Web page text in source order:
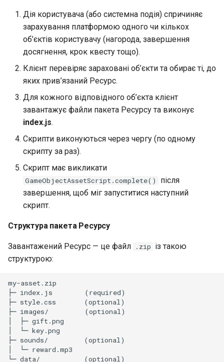
Групи результатів
(налаштування)
Групи результатів
(виставлення)
за допомогою QR кодів
облікового запису
Мережа класів
Реєстрації на програми
Родинні зв'язки
Акаунти Stripe
Підписки на програми
Шаблони реєстрації
Дашборд віджет програм
Приклад 2 — Скрипт із
зовнішніми файлами
(CSS + зображення)
Типові помилки
Робочий процес для
розробника
(рекомендовано)
просторів
Створення користувачем
нового робочого простору
Шкільне харчування
Перенаправлення після
Управління доступами
адміністрацією закладу
освіти
Сповіщення
Бібліотека навчального
закладу
Генерація посилання-
Дія користувача (або системна подія) спричиняє
зарахування платформою одного чи кількох
об’єктів користувачу (нагорода, завершення
досягнення, крок квесту тощо).
Клієнт перевіряє зараховані об’єкти та обирає ті, до
яких прив’язаний Ресурс.
Для кожного відповідного об’єкта клієнт
завантажує файли пакета Ресурсу та виконує
index.js.
Скрипти виконуються через чергу (по одному
скрипту за раз).
Скрипт має викликати
GameObjectAssetScript.complete()
після
завершення, щоб міг запуститися наступний
скрипт.
Структура пакета Ресурсу
Завантажений Ресурс — це файл .zip із такою
структурою:
my-asset.zip
├─ index.js        (required)
├─ style.css       (optional)
├─ images/         (optional)
│  ├─ gift.png
│  └─ key.png
├─ sounds/         (optional)
│  └─ reward.mp3
└─ data/           (optional)